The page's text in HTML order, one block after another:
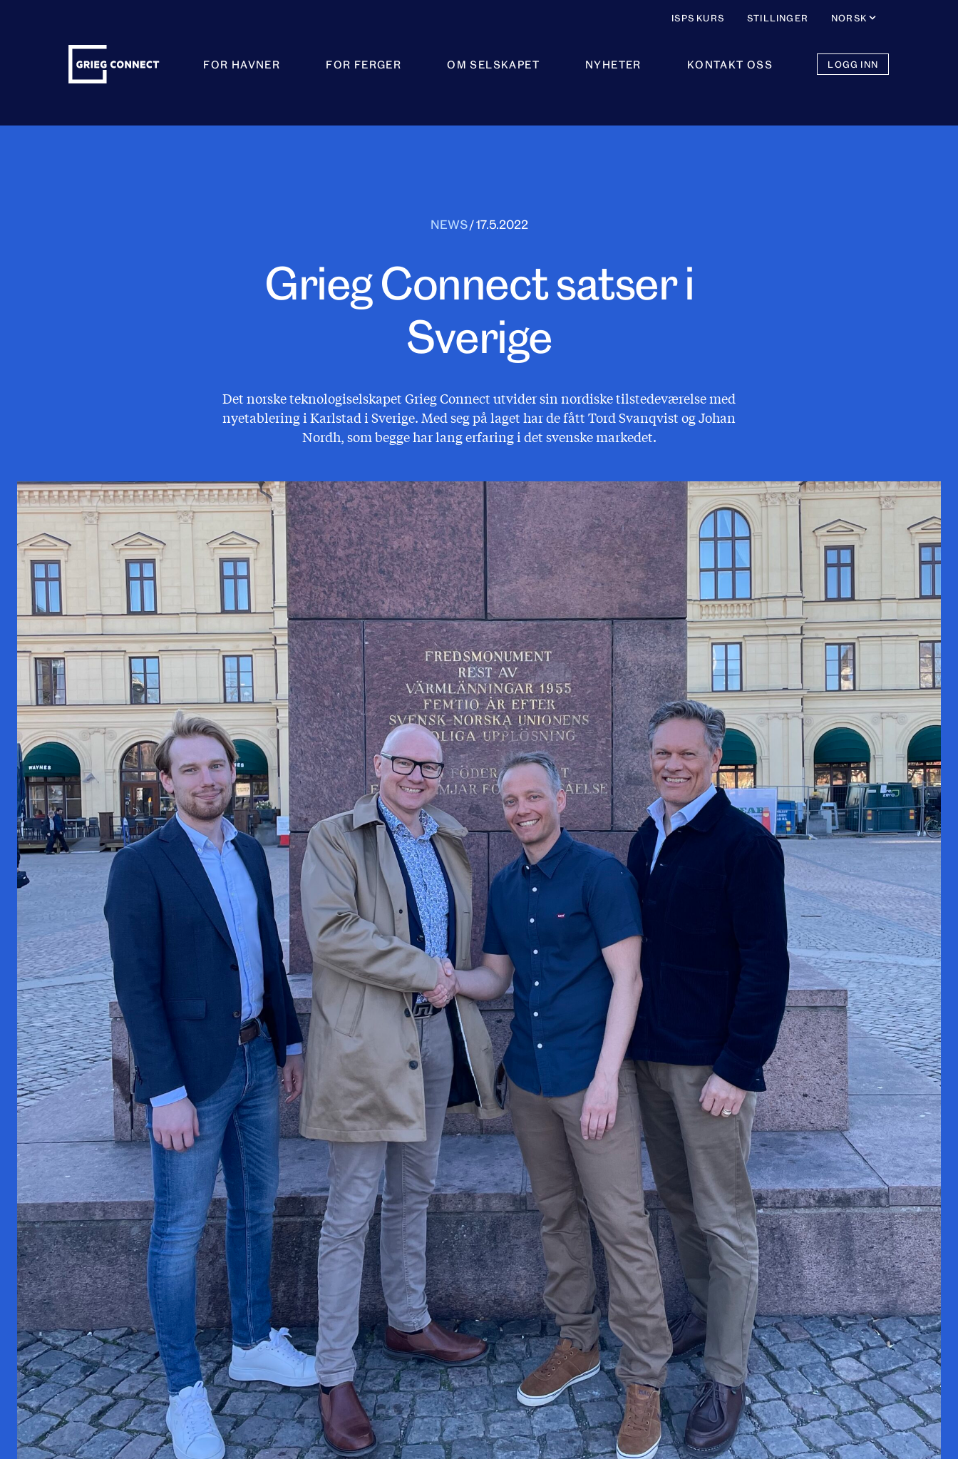
ISPS KURS STILLINGER NORSK
Grieg
Connect
FOR HAVNER FOR FERGER OM SELSKAPET NYHETER KONTAKT OSS LOGG INN
NEWS/17.5.2022
Grieg Connect satser i
Sverige
Det norske teknologiselskapet Grieg Connect utvider sin nordiske tilstedeværelse med
nyetablering i Karlstad i Sverige. Med seg på laget har de fått Tord Svanqvist og Johan
Nordh, som begge har lang erfaring i det svenske markedet.